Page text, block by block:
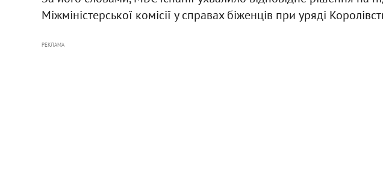
Міжміністерської комісії у справах біженців при уряді
РЕКЛАМА